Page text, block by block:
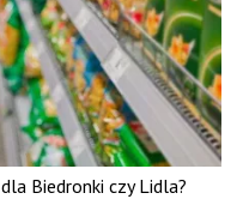
Biedronki czy Lidla?